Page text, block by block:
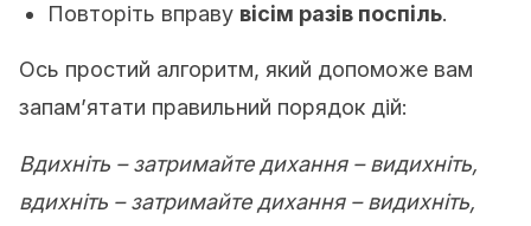
Повторіть вправу вісім разів поспіль.
Ось простий алгоритм, який допоможе вам
запам’ятати правильний порядок дій:
Вдихніть – затримайте дихання – видихніть,
вдихніть – затримайте дихання – видихніть,